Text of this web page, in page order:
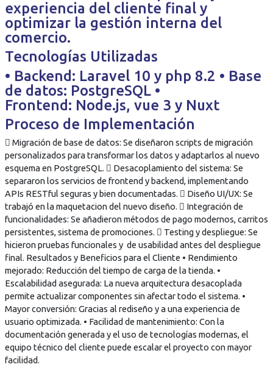
experiencia del cliente final y
optimizar la gestión interna del
comercio.
Tecnologías Utilizadas
• Backend: Laravel 10 y php 8.2 • Base
de datos: PostgreSQL •
Frontend: Node.js, vue 3 y Nuxt
Proceso de Implementación
 Migración de base de datos: Se diseñaron scripts de migración
personalizados para transformar los datos y adaptarlos al nuevo
esquema en PostgreSQL.  Desacoplamiento del sistema: Se
separaron los servicios de frontend y backend, implementando
APIs RESTful seguras y bien documentadas.  Diseño UI/UX: Se
trabajó en la maquetacion del nuevo diseño.  Integración de
funcionalidades: Se añadieron métodos de pago modernos, carritos
persistentes, sistema de promociones.  Testing y despliegue: Se
hicieron pruebas funcionales y de usabilidad antes del despliegue
final. Resultados y Beneficios para el Cliente • Rendimiento
mejorado: Reducción del tiempo de carga de la tienda. •
Escalabilidad asegurada: La nueva arquitectura desacoplada
permite actualizar componentes sin afectar todo el sistema. •
Mayor conversión: Gracias al rediseño y a una experiencia de
usuario optimizada. • Facilidad de mantenimiento: Con la
documentación generada y el uso de tecnologías modernas, el
equipo técnico del cliente puede escalar el proyecto con mayor
facilidad.